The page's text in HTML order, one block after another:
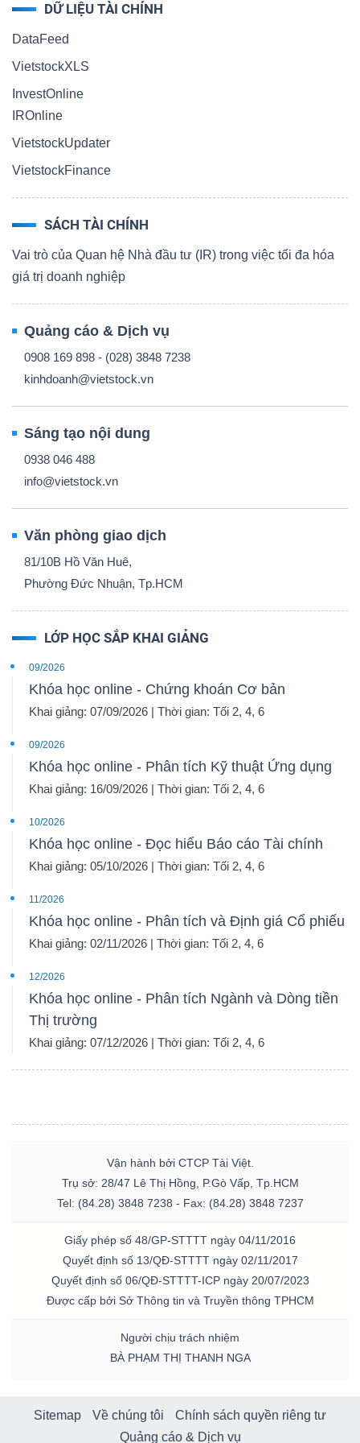
DỮ LIỆU TÀI CHÍNH
DataFeed
VietstockXLS
InvestOnline
IROnline
VietstockUpdater
VietstockFinance
SÁCH TÀI CHÍNH
Vai trò của Quan hệ Nhà đầu tư (IR) trong việc tối đa hóa
giá trị doanh nghiệp
Quảng cáo & Dịch vụ
0908 169 898 - (028) 3848 7238
kinhdoanh@vietstock.vn
Sáng tạo nội dung
0938 046 488
info@vietstock.vn
Văn phòng giao dịch
81/10B Hồ Văn Huê,
Phường Đức Nhuận, Tp.HCM
LỚP HỌC SẮP KHAI GIẢNG
09/2026
Khóa học online - Chứng khoán Cơ bản
Khai giảng: 07/09/2026 | Thời gian: Tối 2, 4, 6
09/2026
Khóa học online - Phân tích Kỹ thuật Ứng dụng
Khai giảng: 16/09/2026 | Thời gian: Tối 2, 4, 6
10/2026
Khóa học online - Đọc hiểu Báo cáo Tài chính
Khai giảng: 05/10/2026 | Thời gian: Tối 2, 4, 6
11/2026
Khóa học online - Phân tích và Định giá Cổ phiếu
Khai giảng: 02/11/2026 | Thời gian: Tối 2, 4, 6
12/2026
Khóa học online - Phân tích Ngành và Dòng tiền
Thị trường
Khai giảng: 07/12/2026 | Thời gian: Tối 2, 4, 6
Vận hành bởi CTCP Tài Việt.
Trụ sở: 28/47 Lê Thị Hồng, P.Gò Vấp, Tp.HCM
Tel: (84.28) 3848 7238 - Fax: (84.28) 3848 7237
Giấy phép số 48/GP-STTTT ngày 04/11/2016
Quyết định số 13/QĐ-STTTT ngày 02/11/2017
Quyết định số 06/QĐ-STTTT-ICP ngày 20/07/2023
Được cấp bởi Sở Thông tin và Truyền thông TPHCM
Người chịu trách nhiệm
BÀ PHẠM THỊ THANH NGA
Sitemap Về chúng tôi
Chính sách quyền riêng tư
Quảng cáo & Dịch vụ